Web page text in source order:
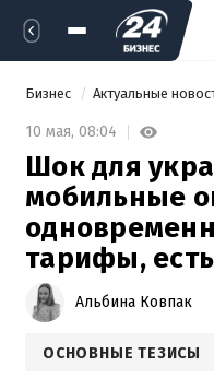
Бизнес Актуальные
10 мая, 08:04
Шок для
мобильные
тарифы,
Альбина Ковпак
ОСНОВНЫЕ ТЕЗИСЫ